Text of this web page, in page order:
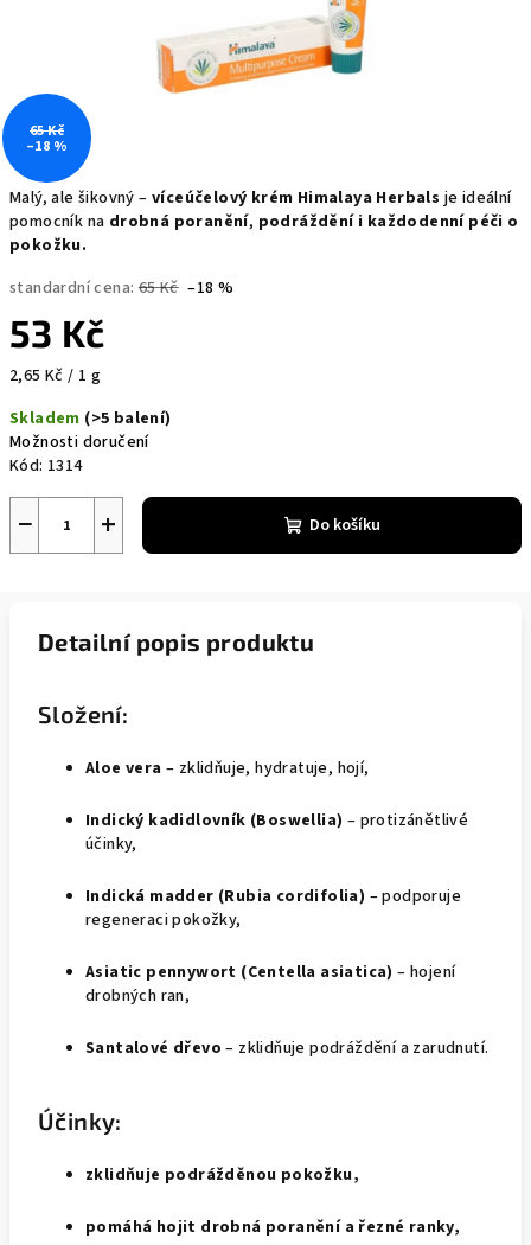
Malý, ale šikovný – víceúčelový krém Himalaya Herbals je ideální
pomocník na drobná poranění, podráždění i každodenní péči o
pokožku.
standardní cena: 65 Kč –18 %
53 Kč
Měrná
2,65 Kč / 1 g
Skladem (>5 balení)
Možnosti doručení
Kód: 1314
+
− Do košíku
65 Kč
–18 %
Detailní popis produktu
Složení:
Aloe vera – zklidňuje, hydratuje, hojí,
Indický kadidlovník (Boswellia) – protizánětlivé
účinky,
Indická madder (Rubia cordifolia) – podporuje
regeneraci pokožky,
Asiatic pennywort (Centella asiatica) – hojení
drobných ran,
Santalové dřevo – zklidňuje podráždění a zarudnutí.
Účinky:
zklidňuje podrážděnou pokožku,
pomáhá hojit drobná poranění a řezné ranky,